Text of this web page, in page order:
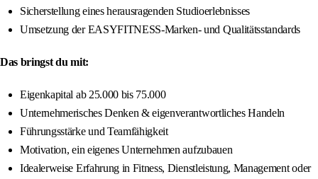
Sicherstellung eines herausragenden Studioerlebnisses
Umsetzung der EASYFITNESS-Marken- und Qualitätsstandards
Das bringst du mit:
Eigenkapital ab 25.000 bis 75.000
Unternehmerisches Denken & eigenverantwortliches Handeln
Führungsstärke und Teamfähigkeit
Motivation, ein eigenes Unternehmen aufzubauen
Idealerweise Erfahrung in Fitness, Dienstleistung, Management oder